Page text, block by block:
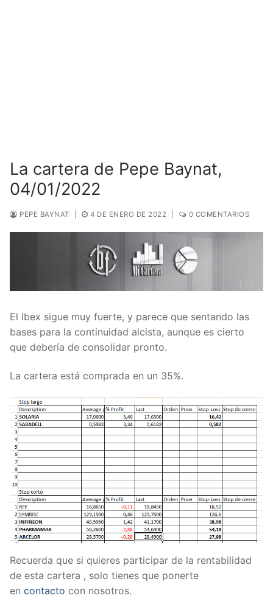
La cartera de Pepe Baynat,
04/01/2022
PEPE BAYNAT 4 DE ENERO DE 2022 0 COMENTARIOS
El Ibex sigue muy fuerte, y parece que sentando las
bases para la continuidad alcista, aunque es cierto
que debería de consolidar pronto.
La cartera está comprada en un 35%.
Recuerda que si quieres participar de la rentabilidad
de esta cartera , solo tienes que ponerte
en contacto con nosotros.